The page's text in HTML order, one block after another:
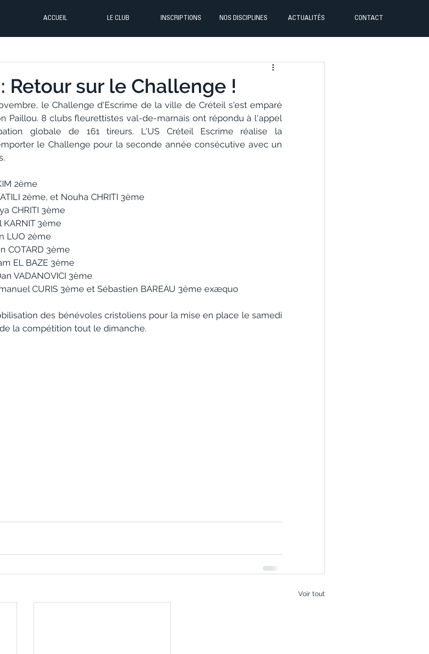
ACCUEIL LE CLUB INSCRIPTIONS NOS DISCIPLINES ACTUALITÉS CONTACT
Retour sur le Challenge !
le Challenge d'Escrime de la ville de Créteil s'est emparé
Paillou. 8 clubs fleurettistes val-de-marnais ont répondu à l'appel
globale de 161 tireurs. L'US Créteil Escrime réalise la
le Challenge pour la seconde année consécutive avec un
2ème
2ème, et Nouha CHRITI 3ème
CHRITI 3ème
3ème
LUO 2ème
COTARD 3ème
EL BAZE 3ème
VADANOVICI 3ème
CURIS 3ème et Sébastien BAREAU 3ème exæquo
des bénévoles cristoliens pour la mise en place le samedi
la compétition tout le dimanche.
Voir tout